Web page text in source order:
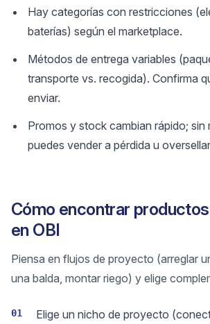
Hay categorías con restricciones
baterías) según el marketplace.
Métodos de entrega variables
transporte vs. recogida). Confirma
enviar.
Promos y stock cambian rápido; sin
puedes vender a pérdida u
Cómo encontrar
en OBI
Piensa en flujos de proyecto (arreglar
una balda, montar riego) y elige
01
Elige un nicho de proyecto